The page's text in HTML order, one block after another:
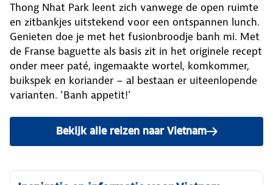
Thong Nhat Park leent zich vanwege de open ruimte
en zitbankjes uitstekend voor een ontspannen lunch.
Genieten doe je met het fusionbroodje banh mi. Met
de Franse baguette als basis zit in het originele recept
onder meer paté, ingemaakte wortel, komkommer,
buikspek en koriander – al bestaan er uiteenlopende
varianten. ‘Banh appetit!’
Bekijk alle reizen naar Vietnam